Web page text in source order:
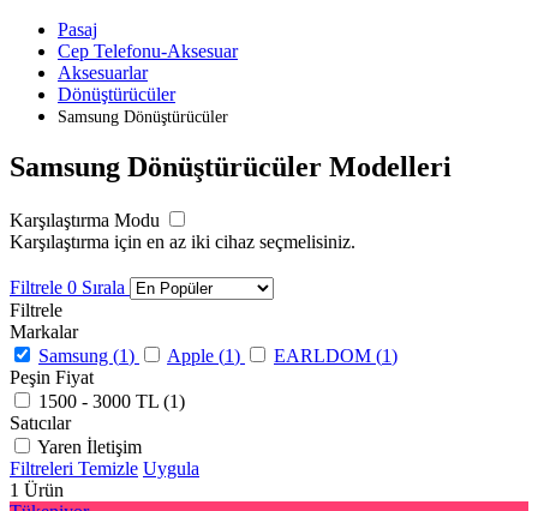
Pasaj
Cep Telefonu-Aksesuar
Aksesuarlar
Dönüştürücüler
Samsung Dönüştürücüler
Samsung Dönüştürücüler Modelleri
Karşılaştırma Modu
Karşılaştırma için en az iki cihaz seçmelisiniz.
Filtrele 0 Sırala
Filtrele
Markalar
Samsung (1) Apple (1) EARLDOM (1)
Peşin Fiyat
1500 - 3000 TL (1)
Satıcılar
Yaren İletişim
Filtreleri Temizle Uygula
1 Ürün